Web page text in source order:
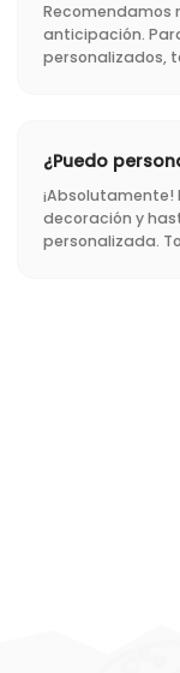
Recomendamos
anticipación.
personalizados,
¿Puedo
¡Absolutamente!
decoración y
personalizada.